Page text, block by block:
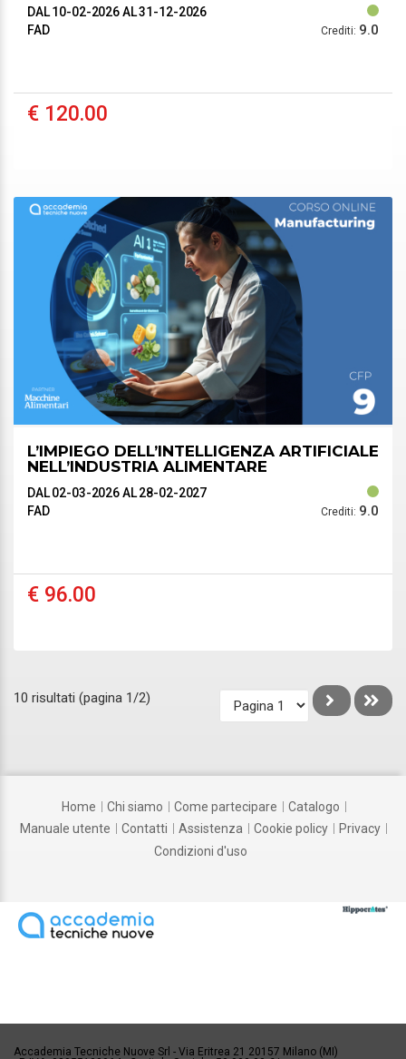
DAL 10-02-2026AL 31-12-2026
FAD
Crediti: 9.0
€ 120.00
L’IMPIEGO DELL’INTELLIGENZA ARTIFICIALE
NELL’INDUSTRIA ALIMENTARE
DAL 02-03-2026AL 28-02-2027
FAD
Crediti: 9.0
€ 96.00
10 risultati (pagina 1/2)
home chi siamo come partecipare
catalogo
manuale utente
contatti assistenza cookie policy
privacy
condizioni d'uso
Accademia Tecniche Nuove Srl
Via Eritrea 21 20157 Milano (MI)